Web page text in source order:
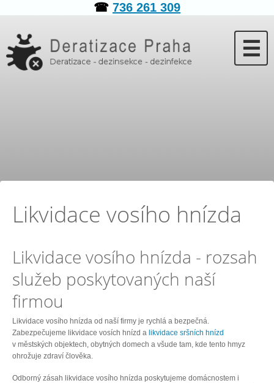
☎ 736 261 309
☰
Likvidace vosího hnízda
Likvidace vosího hnízda - rozsah
služeb poskytovaných naší
firmou
Likvidace vosího hnízda od naší firmy je rychlá a bezpečná.
Zabezpečujeme likvidace vosích hnízd a likvidace sršních hnízd
v městských objektech, obytných domech a všude tam, kde tento hmyz
ohrožuje zdraví člověka.
Odborný zásah likvidace vosího hnízda poskytujeme domácnostem i